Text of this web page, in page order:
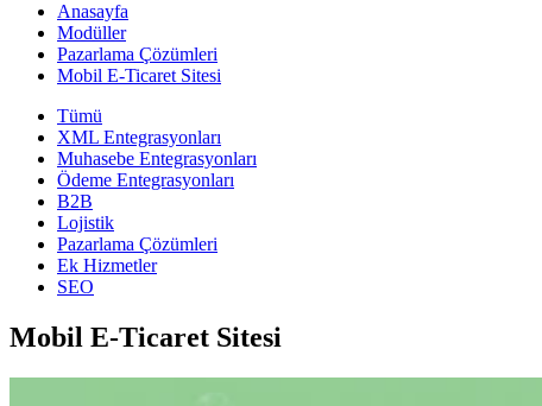
Anasayfa
Modüller
Pazarlama Çözümleri
Mobil E-Ticaret Sitesi
Tümü
XML Entegrasyonları
Muhasebe Entegrasyonları
Ödeme Entegrasyonları
B2B
Lojistik
Pazarlama Çözümleri
Ek Hizmetler
SEO
Mobil E-Ticaret Sitesi